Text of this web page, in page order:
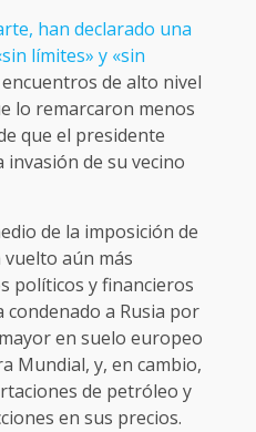
han declarado una
límites» y «sin
de alto nivel
lo remarcaron menos
que el presidente
de su vecino
de la imposición de
vuelto aún más
políticos y financieros
condenado a Rusia por
en suelo europeo
Mundial, y, en cambio,
de petróleo y
en sus precios.